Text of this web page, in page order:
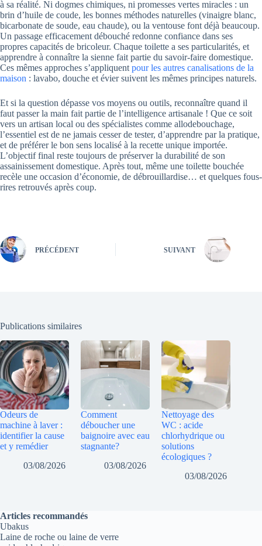
à sa réalité. Ni dogmes chimiques, ni promesses vertes miracles : un
brin d’huile de coude, les bonnes méthodes naturelles (vinaigre blanc,
bicarbonate de soude, eau chaude), ou la ventouse font déjà beaucoup.
Un passage efficacement débouché redonne confiance dans ses
propres capacités de bricoleur. Chaque toilette a ses particularités, et
apprendre à connaître la sienne fait partie du savoir-faire domestique.
Ces mêmes approches s’appliquent pour les autres canalisations de la
maison : lavabo, douche et évier suivent les mêmes principes naturels.
Et si la question dépasse vos moyens ou outils, reconnaître quand il
faut passer la main fait partie de l’intelligence artisanale ! Que ce soit
vers un artisan local ou des spécialistes comme allodebouchage,
l’essentiel est de ne jamais cesser de tester, d’apprendre par la pratique,
et de préférer le bon sens localisé à la recette unique importée.
L’objectif final reste toujours de préserver la durabilité de son
assainissement domestique. Après tout, même une toilette bouchée
recèle une occasion d’économie, de débrouillardise… et quelques fous-
rires retrouvés après coup.
PRÉCÉDENT SUIVANT
Publications similaires
Odeurs de
machine à laver :
identifier la cause
et y remédier
03/08/2026
Comment
déboucher une
baignoire avec eau
stagnante?
03/08/2026
Nettoyage des
WC : acide
chlorhydrique ou
solutions
écologiques ?
03/08/2026
Articles recommandés
Ubakus
Laine de roche ou laine de verre